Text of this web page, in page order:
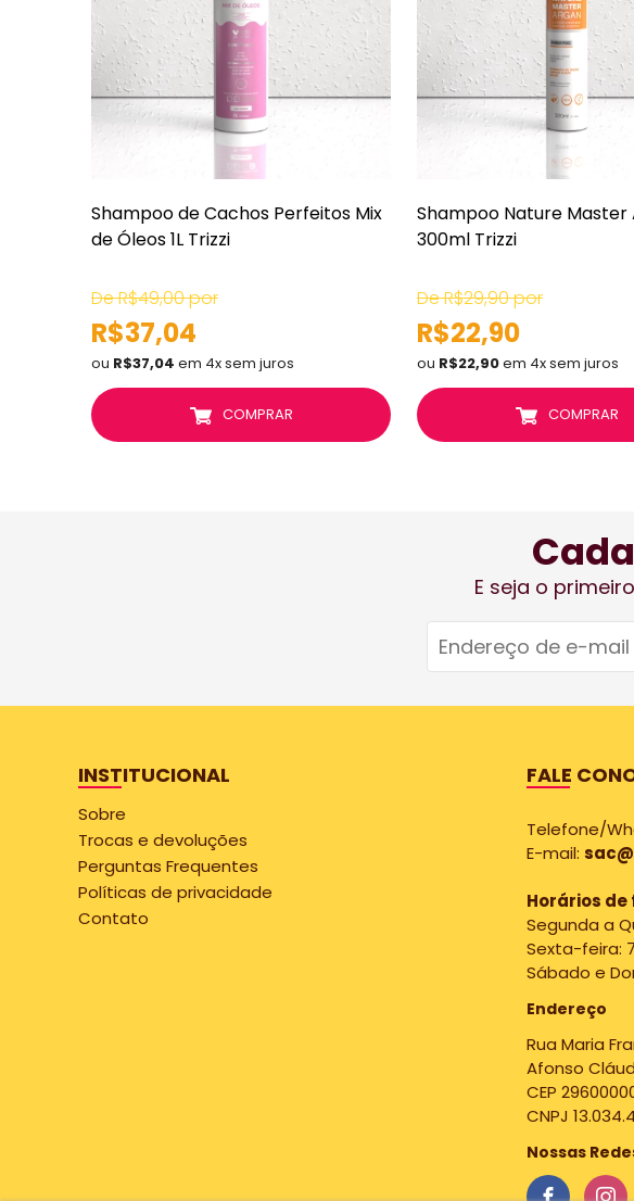
Shampoo de Cachos Perfeitos Mix
de Óleos 1L Trizzi
De R$49,00 por
R$37,04
ou R$37,04 em 4x sem juros
COMPRAR
Shampoo Nature Master
300ml Trizzi
De R$29,90 por
R$22,90
ou R$22,90em 4x sem juros
COMPRAR
E seja o
INSTITUCIONAL
Sobre
Trocas e devoluções
Perguntas Frequentes
Políticas de privacidade
Contato
FALE
Telefone/
E-mail:
Horários
Segunda a
Sexta-feira:
Sábado e
Endereço
Rua Maria
Afonso
CEP
CNPJ
Nossas